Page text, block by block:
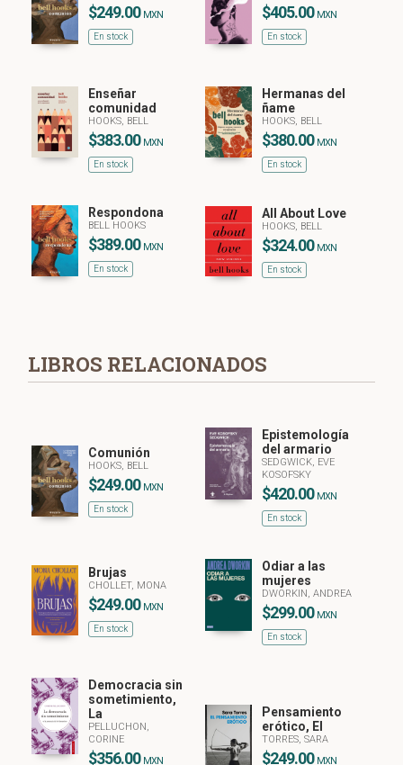
$249.00 MXN
En stock
$405.00 MXN
En stock
Enseñar
comunidad
HOOKS, BELL
$383.00 MXN
En stock
Hermanas del
ñame
HOOKS, BELL
$380.00 MXN
En stock
Respondona
BELL HOOKS
$389.00 MXN
En stock
All About Love
HOOKS, BELL
$324.00 MXN
En stock
LIBROS RELACIONADOS
Comunión
HOOKS, BELL
$249.00 MXN
En stock
Epistemología
del armario
SEDGWICK, EVE
KOSOFSKY
$420.00 MXN
En stock
Brujas
CHOLLET, MONA
$249.00 MXN
En stock
Odiar a las
mujeres
DWORKIN, ANDREA
$299.00 MXN
En stock
Democracia sin
sometimiento,
La
PELLUCHON,
CORINE
$356.00 MXN
Pensamiento
erótico, El
TORRES, SARA
$249.00 MXN